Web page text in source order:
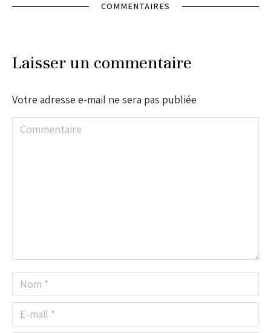
COMMENTAIRES
Laisser un commentaire
Votre adresse e-mail ne sera pas publiée
Commentaire
Nom *
E-mail *